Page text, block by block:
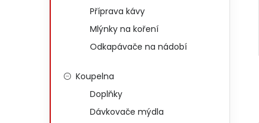
Příprava kávy
Mlýnky na koření
Odkapávače na nádobí
Koupelna
Doplňky
Dávkovače mýdla